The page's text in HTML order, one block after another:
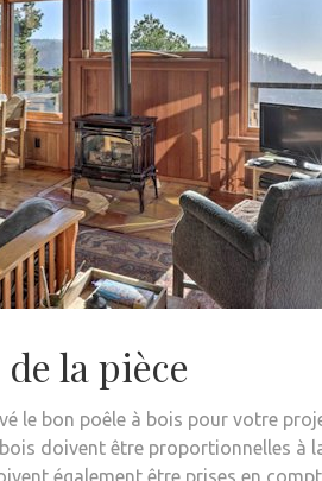
la pièce
le bon poêle à bois pour votre
doivent être proportionnelles à
également être prises en